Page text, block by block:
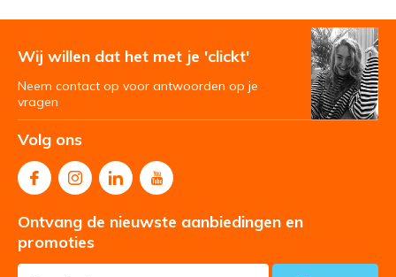
Wij willen dat het met je 'clickt'
Neem contact op voor antwoorden op je
vragen
Volg ons
Ontvang de nieuwste aanbiedingen en
promoties